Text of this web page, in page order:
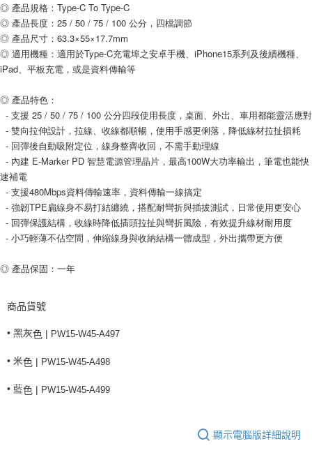
付款後全家取貨
每筆NT$80，滿NT$599(含以上)免運費
7-11取貨付款
每筆NT$80，滿NT$599(含以上)免運費
付款後7-11取貨
每筆NT$80，滿NT$599(含以上)免運費
宅配
每筆NT$100，滿NT$599(含以上)免運費
◎ 產品規格：Type-C To Type-C
◎ 產品長度：25 / 50 / 75 / 100 公分，四檔調節
◎ 產品尺寸：63.3×55×17.7mm
◎ 適用機種：適用於Type-C充電埠之安卓手機、iPhone15系列及後續機種、
iPad、平板充電，或是資料傳輸等
◎ 產品特色：
  - 支援 25 / 50 / 75 / 100 公分四段使用長度，桌面、外出、車用都能靈活應對
  - 雙向拉伸設計，拉線、收線都順暢，使用手感更俐落，降低線材拉扯損耗
  - 回彈後自動吸附定位，線身整齊收回，不需手動理線
速補電
  - 支援480Mbps資料傳輸速率，資料傳輸一線搞定
  - 強韌TPE扁線身不易打結纏繞，搭配耐彎折與插拔測試，日常使用更安心
  - 回彈保護結構，收線時降低插頭拉扯與彎折風險，有效提升線材耐用度
  - 小巧輕薄不佔空間，伸縮線身與收納結構一體成型，外出攜帶更方便
◎ 產品保固：一年
商品貨號
• 黑灰色 | PW15-W45-A497
• 米色 | PW15-W45-A498
• 藍色 | PW15-W45-A499
顯示電腦版詳細說明